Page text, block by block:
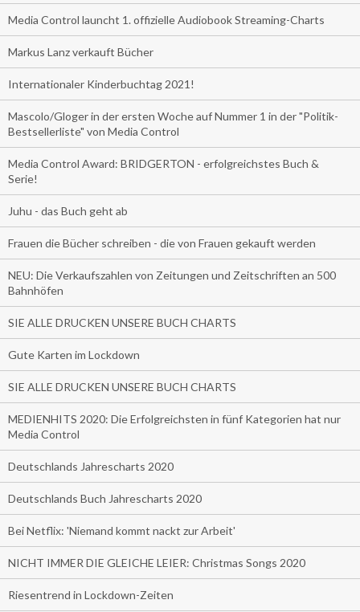
Media Control launcht 1. offizielle Audiobook Streaming-Charts
Markus Lanz verkauft Bücher
Internationaler Kinderbuchtag 2021!
Mascolo/Gloger in der ersten Woche auf Nummer 1 in der "Politik-
Bestsellerliste" von Media Control
Media Control Award: BRIDGERTON - erfolgreichstes Buch &
Serie!
Juhu - das Buch geht ab
Frauen die Bücher schreiben - die von Frauen gekauft werden
NEU: Die Verkaufszahlen von Zeitungen und Zeitschriften an 500
Bahnhöfen
SIE ALLE DRUCKEN UNSERE BUCH CHARTS
Gute Karten im Lockdown
SIE ALLE DRUCKEN UNSERE BUCH CHARTS
MEDIENHITS 2020: Die Erfolgreichsten in fünf Kategorien hat nur
Media Control
Deutschlands Jahrescharts 2020
Deutschlands Buch Jahrescharts 2020
Bei Netflix: 'Niemand kommt nackt zur Arbeit'
NICHT IMMER DIE GLEICHE LEIER: Christmas Songs 2020
Riesentrend in Lockdown-Zeiten